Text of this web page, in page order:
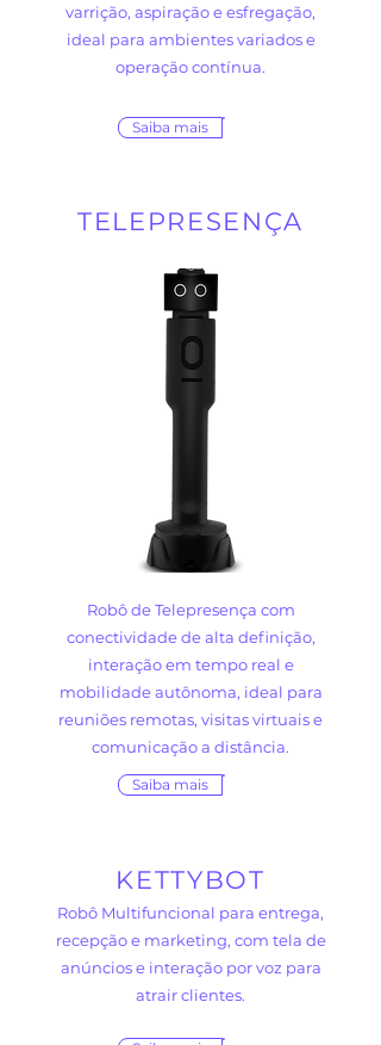
varrição, aspiração e esfregação,
ideal para ambientes variados e
operação contínua.
Saiba mais
TELEPRESENÇA
Robô de Telepresença com
conectividade de alta definição,
interação em tempo real e
mobilidade autônoma, ideal para
reuniões remotas, visitas virtuais e
comunicação a distância.
Saiba mais
KETTYBOT
Robô Multifuncional para entrega,
recepção e marketing, com tela de
anúncios e interação por voz para
atrair clientes.